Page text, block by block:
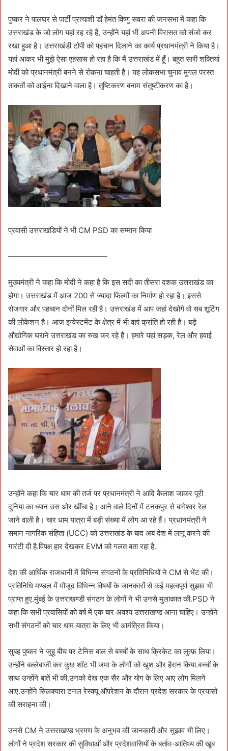
पुष्कर ने पालघर से पार्टी प्रत्याशी डॉ हेमंत विष्णु सवरा की जनसभा में कहा कि
उत्तराखंड के जो लोग यहां रह रहे हैं, उन्होंने यहां भी अपनी विरासत को संजो कर
रखा हुआ है। उत्तराखंडी टोपी को पहचान दिलाने का कार्य प्रधानमंत्री ने किया है।
यहां आकर भी मुझे ऐसा एहसास हो रहा है कि मैं उत्तराखंड में हूँ। बहुत सारी शक्तियां
मोदी को प्रधानमंत्री बनने से रोकना चाहती है। यह लोकसभा चुनाव मुगल परस्त
ताकतों को आईना दिखाने वाला है। तुष्टिकरण बनाम संतुष्टीकरण का है।
प्रवासी उत्तराखंडियों ने भी CM PSD का सम्मान किया
—————————————
मुख्यमंत्री ने कहा कि मोदी ने कहा है कि इस सदी का तीसरा दशक उत्तराखंड का
होगा। उत्तराखंड में आज 200 से ज्यादा फिल्मों का निर्माण हो रहा है। इससे
रोजगार और पहचान दोनों मिल रही है। उत्तराखंड में आप जहां देखोगे वो सब शूटिंग
की लोकेशन है। आज इन्वेस्टमेंट के क्षेत्र में भी वहां क्रांति हो रही है। बड़े
औद्योगिक घराने उत्तराखंड का रुख कर रहे हैं। हमारे यहां सड़क, रेल और हवाई
सेवाओं का विस्तार हो रहा है।
उन्होंने कहा कि चार धाम की तर्ज पर प्रधानमंत्री ने आदि कैलाश जाकर पूरी
दुनिया का ध्यान उस ओर खींचा है। आने वाले दिनों में टनकपुर से बागेश्वर रेल
जाने वाली है। चार धाम यात्रा में बड़ी संख्या में लोग आ रहे हैं। प्रधानमंत्री ने
समान नागरिक संहिता (UCC) को उत्तराखंड के बाद अब देश में लागू करने की
गारंटी दी है.विपक्ष हार देखकर EVM को गलत बता रहा है.
देश की आर्थिक राजधानी में विभिन्न संगठनों के प्रतिनिधियों ने CM से भेंट की।
प्रतिनिधि मण्डल में मौजूद विभिन्न विषयों के जानकारों से कई महत्वपूर्ण सुझाव भी
प्राप्त हुए.मुंबई के उत्तराखण्डी संगठन के लोगों ने भी उनसे मुलाकात की.PSD ने
कहा कि सभी प्रवासियों को वर्ष में एक बार अवश्य उत्तराखण्ड आना चाहिए। उन्होंने
सभी संगठनों को चार धाम यात्रा के लिए भी आमंत्रित किया।
सुबह पुष्कर ने जुहू बीच पर टेनिस बाल से बच्चों के साथ क्रिकेट का लुत्फ़ लिया।
उन्होंने बल्लेबाजी कर कुछ शॉट भी जमा के लोगों को खुश और हैरान किया.बच्चों के
साथ उन्होंने बातें भी की.उनको देख एक सैर और योग के लिए आए लोग मिलने
आए.उन्होंने सिलक्यारा टनल रेस्क्यू ऑपरेशन के दौरान प्रदेश सरकार के प्रयासों
की सराहना की।
उनसे CM ने उत्तराखण्ड भ्रमण के अनुभव की जानकारी और सुझाव भी लिए।
लोगों ने प्रदेश सरकार की सुविधाओं और प्रदेशवासियों के बर्ताव-आतिथ्य की खूब